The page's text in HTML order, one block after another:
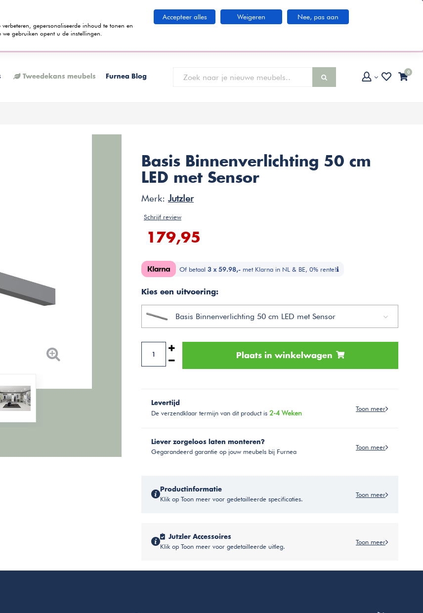
kunt betalen? Tijdens het bestelproces kun je kiezen voor de
Tweedekans meubels Furnea Blog
0
Basis Binnenverlichting 50 cm
LED met Sensor
Merk: Jutzler
Schrijf review
179,95
Of betaal 3 x 59.98,- met Klarna in NL & BE, 0% rente!
Kies een uitvoering:
Basis Binnenverlichting 50 cm LED met Sensor
Plaats in winkelwagen
Levertijd
De verzendklaar termijn van dit product is 2-4 Weken
Toon meer
Liever zorgeloos laten monteren?
Gegarandeerd garantie op jouw meubels bij Furnea
Toon meer
Productinformatie
Klik op Toon meer voor gedetailleerde specificaties.
Toon meer
Jutzler Accessoires
Klik op Toon meer voor gedetailleerde uitleg.
Toon meer
gepersonaliseerde inhoud te tonen en
we gebruiken opent u de instellingen.
Accepteer alles Weigeren Nee, pas aan